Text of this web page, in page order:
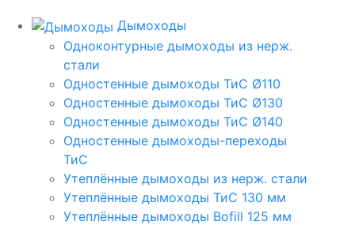
Дымоходы
Одноконтурные дымоходы из нерж.
стали
Одностенные дымоходы ТиС Ø110
Одностенные дымоходы ТиС Ø130
Одностенные дымоходы ТиС Ø140
Одностенные дымоходы-переходы
ТиС
Утеплённые дымоходы из нерж. стали
Утеплённые дымоходы ТиС 130 мм
Утеплённые дымоходы Bofill 125 мм